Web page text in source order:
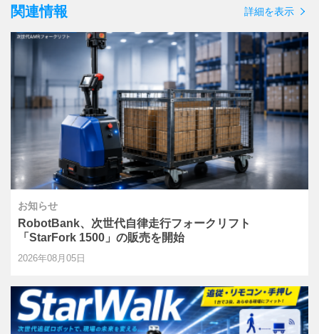
関連情報 詳細を表示
お知らせ
RobotBank、次世代自律走行フォークリフト
「StarFork 1500」の販売を開始
2026年08月05日